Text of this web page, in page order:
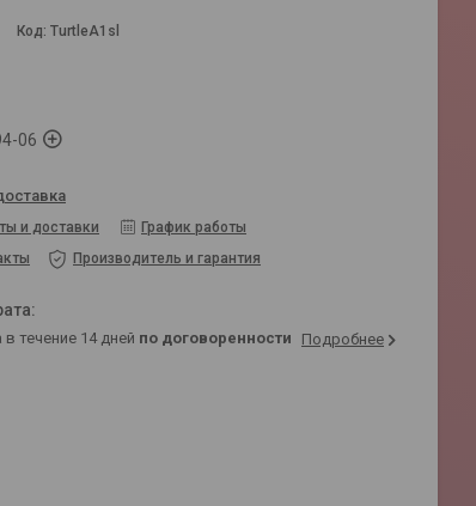
Код: TurtleA1sl
06
и доставки
График работы
Производитель и гарантия
в течение 14 дней по договоренности Подробнее